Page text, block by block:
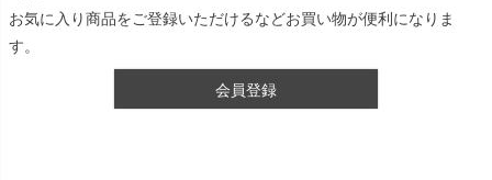
お気に入り商品をご登録いただけるなどお買い物が便利になりま
す。
会員登録